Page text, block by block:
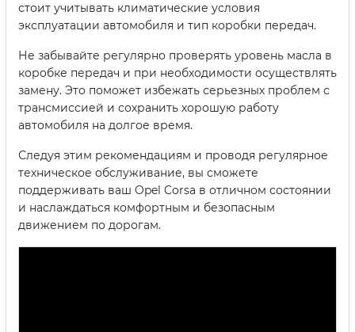
стоит учитывать климатические условия
эксплуатации автомобиля и тип коробки передач.
Не забывайте регулярно проверять уровень масла в
коробке передач и при необходимости осуществлять
замену. Это поможет избежать серьезных проблем с
трансмиссией и сохранить хорошую работу
автомобиля на долгое время.
Следуя этим рекомендациям и проводя регулярное
техническое обслуживание, вы сможете
поддерживать ваш Opel Corsa в отличном состоянии
и наслаждаться комфортным и безопасным
движением по дорогам.